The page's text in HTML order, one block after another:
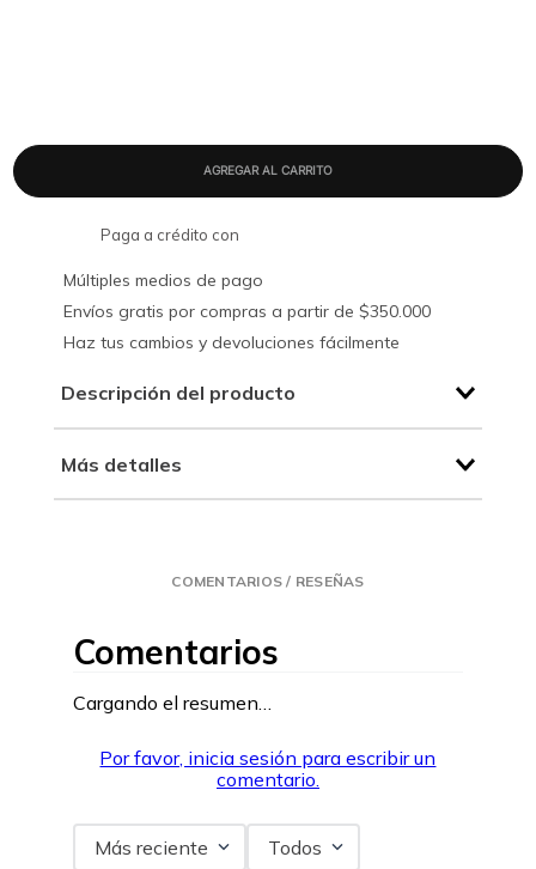
Paga a crédito con
Múltiples medios de pago
Envíos gratis por compras a partir de $350.000
Haz tus cambios y devoluciones fácilmente
Descripción del producto
Más detalles
COMENTARIOS / RESEÑAS
Comentarios
Cargando el resumen…
Por favor, inicia sesión para escribir un
comentario.
Más reciente Todos